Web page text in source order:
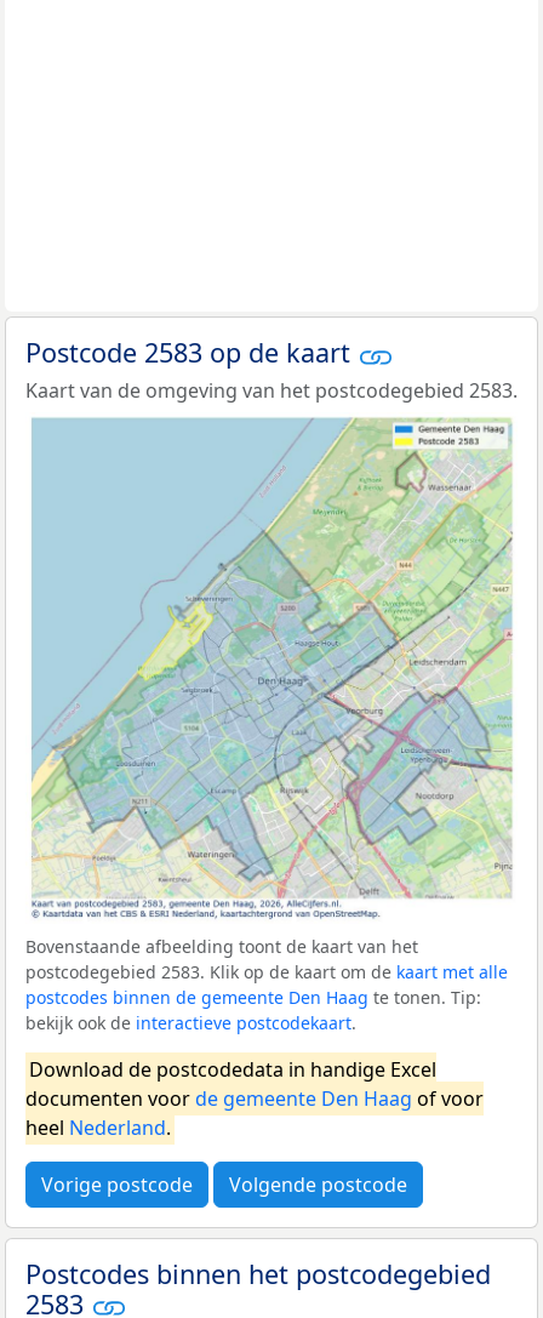
Postcode 2583 op de kaart
Kaart van de omgeving van het postcodegebied 2583.
Bovenstaande afbeelding toont de kaart van het
postcodegebied 2583. Klik op de kaart om de kaart met alle
postcodes binnen de gemeente Den Haag te tonen. Tip:
bekijk ook de interactieve postcodekaart.
Download de postcodedata in handige Excel
documenten voorde gemeente Den Haag of voor
heel Nederland.
Vorige postcode Volgende postcode
Postcodes binnen het postcodegebied
2583